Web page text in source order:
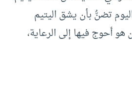
تضنُّ بأن يشق اليتيم
أحوج فيها إلى الرعاية،